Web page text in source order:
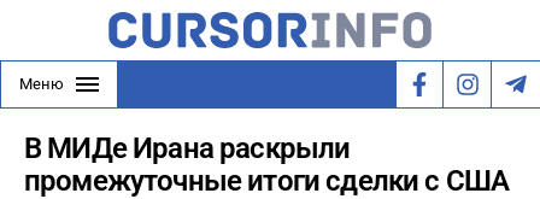
Меню
В МИДе Ирана раскрыли
промежуточные итоги сделки с США